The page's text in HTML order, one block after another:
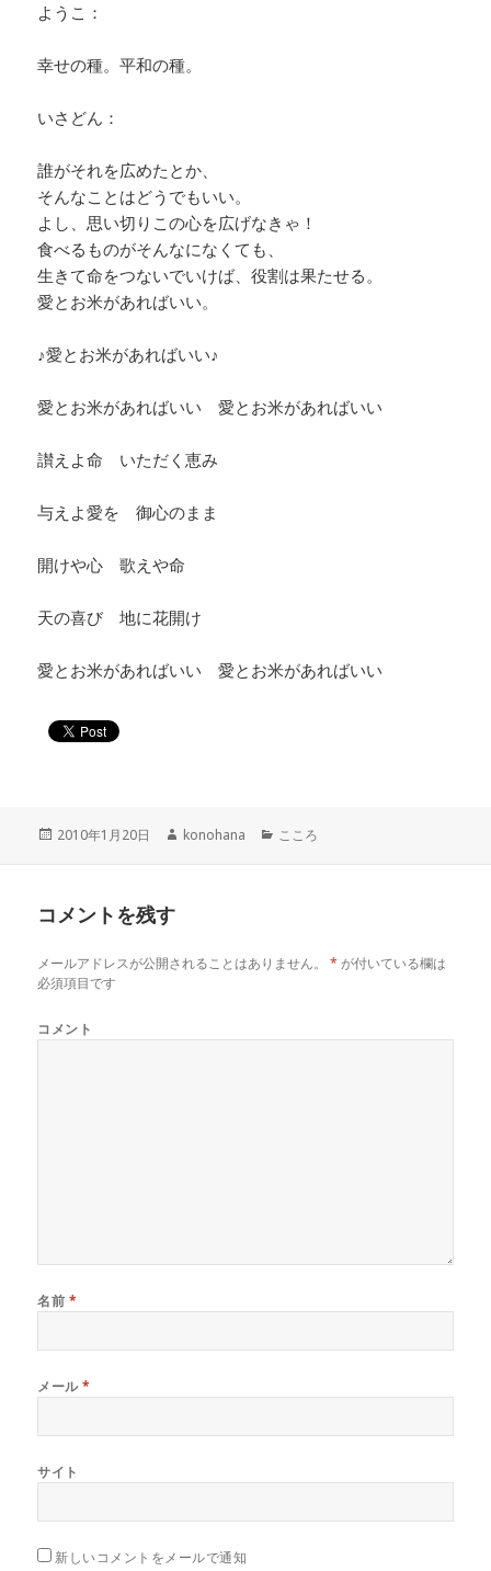
ようこ：
幸せの種。平和の種。
いさどん：
誰がそれを広めたとか、
そんなことはどうでもいい。
よし、思い切りこの心を広げなきゃ！
食べるものがそんなになくても、
生きて命をつないでいけば、役割は果たせる。
愛とお米があればいい。
♪愛とお米があればいい♪
愛とお米があればいい 愛とお米があればいい
讃えよ命 いただく恵み
与えよ愛を 御心のまま
開けや心 歌えや命
天の喜び 地に花開け
愛とお米があればいい 愛とお米があればいい
投
2010年1月20日
作
konohana
カ
こころ
コメントを残す
メールアドレスが公開されることはありません。 * が付いている欄は
必須項目です
コメント
名前 *
メール*
サイト
新しいコメントをメールで通知